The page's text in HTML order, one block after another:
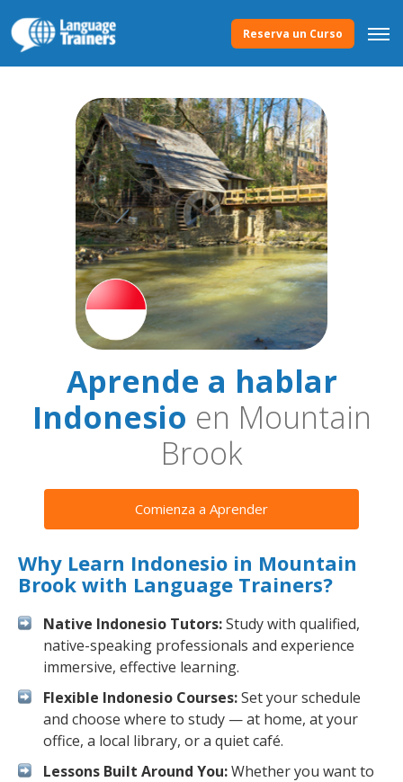
Reserva un Curso
Aprende a hablar
Indonesio en Mountain
Brook
Comienza a Aprender
Why Learn Indonesio in Mountain
Brook with Language Trainers?
Native Indonesio Tutors:Study with qualified,
native-speaking professionals and experience
immersive, effective learning.
Flexible Indonesio Courses:Set your schedule
and choose where to study — at home, at your
office, a local library, or a quiet café.
Lessons Built Around You:Whether you want to